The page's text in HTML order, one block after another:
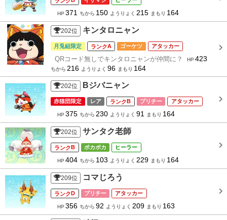
HP371 ちから 150 ようりょく 215 まもり 164
202位 キンタロニャン
月兎組限定 A ゴーケツ アタッカー
QRコード無しでキンタロニャンが仲間に？ HP423
ちから 216 ようりょく 96 まもり 164
202位 Bジバニャン
赤猫団限定 レア B プリチー アタッカー
HP375 ちから 230 ようりょく 91 まもり 164
202位 サンタク老師
B ポカポカ ヒーラー
HP404 ちから 103 ようりょく 229 まもり 164
209位 コマじろう
D プリチー アタッカー
HP356 ちから 92 ようりょく 209 まもり 163